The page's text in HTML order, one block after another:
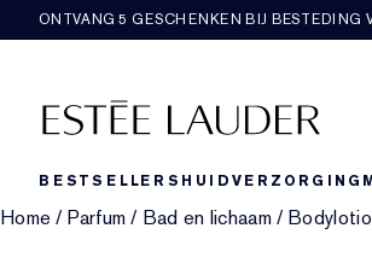
ONTVANG 5 GESCHENKEN BIJ BESTEDING
BESTSELLERS HUIDVERZORGING
Home / Parfum / Bad en lichaam/